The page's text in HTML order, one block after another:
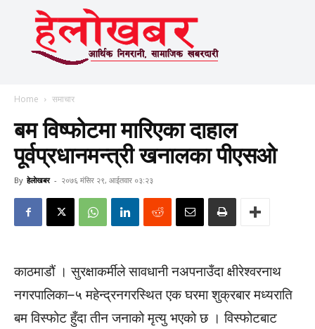
Home समाचार
बम विष्फोटमा मारिएका दाहाल
पूर्वप्रधानमन्त्री खनालका पीएसओ
By हेलाेखबर - २०७६ मंसिर २९, आईतवार ०३:२३
काठमाडौं । सुरक्षाकर्मीले सावधानी नअपनाउँदा क्षीरेश्वरनाथ
नगरपालिका–५ महेन्द्रनगरस्थित एक घरमा शुक्रबार मध्यराति
बम विस्फोट हुँदा तीन जनाको मृत्यु भएको छ । विस्फोटबाट